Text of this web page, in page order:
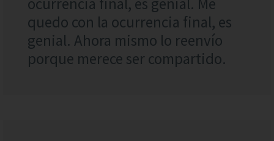
quedo con la ocurrencia final, es
genial. Ahora mismo lo reenvío
porque merece ser compartido.